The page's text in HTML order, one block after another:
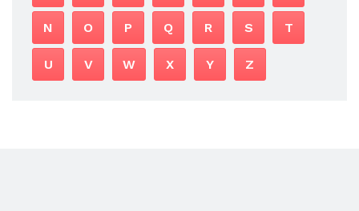
N O P Q R S T
U V W X Y Z